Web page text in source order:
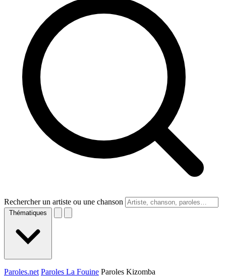
Rechercher un artiste ou une chanson
Thématiques
Paroles.net Paroles La Fouine Paroles Kizomba